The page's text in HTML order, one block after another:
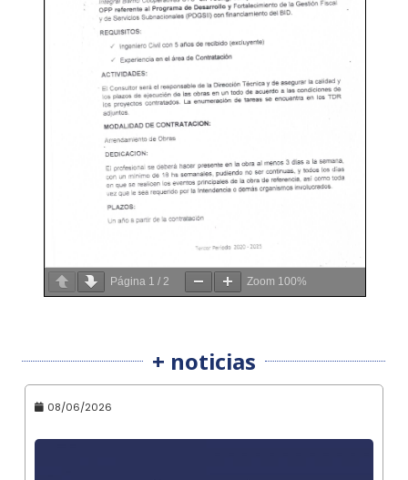
Página 1 / 2 Zoom 100%
+ noticias
08/06/2026